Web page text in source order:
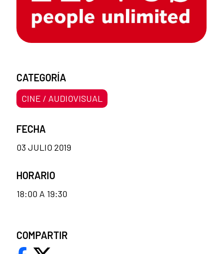
CATEGORÍA
CINE / AUDIOVISUAL
FECHA
03 JULIO 2019
HORARIO
18:00 A 19:30
COMPARTIR